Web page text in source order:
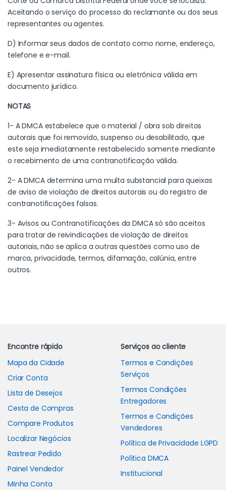
Aceitando o serviço do processo do reclamante ou dos seus
representantes ou agentes.
D) Informar seus dados de contato como nome, endereço,
telefone e e-mail.
E) Apresentar assinatura física ou eletrônica válida em
documento jurídico.
NOTAS
1- A DMCA estabelece que o material / obra sob direitos
autorais que foi removido, suspenso ou desabilitado, que
este seja imediatamente restabelecido somente mediante
o recebimento de uma contranotificação válida.
2- A DMCA determina uma multa substancial para queixas
de aviso de violação de direitos autorais ou do registro de
contranotificações falsas.
3- Avisos ou Contranotificações da DMCA só são aceitos
para tratar de reivindicações de violação de direitos
autoriais, não se aplica a outras questões como uso de
marca, privacidade, termos, difamação, calúnia, entre
outros.
Encontre rápido
Mapa da Cidade
Criar Conta
Lista de Desejos
Cesta de Compras
Compare Produtos
Localizar Negócios
Rastrear Pedido
Painel Vendedor
Minha Conta
Serviços ao cliente
Termos e Condições
Serviços
Termos Condições
Entregadores
Termos e Condições
Vendedores
Política de Privacidade LGPD
Política DMCA
Institucional